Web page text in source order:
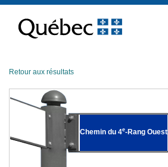
contenu
Retour aux résultats
Chemin du 4e-Rang Ouest